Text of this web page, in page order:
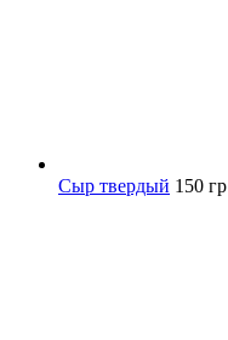
Сыр твердый 150 гр